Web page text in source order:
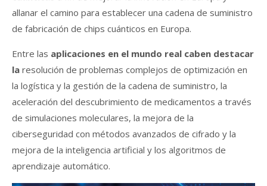
allanar el camino para establecer una cadena de suministro
de fabricación de chips cuánticos en Europa.
Entre las aplicaciones en el mundo real caben destacar
la resolución de problemas complejos de optimización en
la logística y la gestión de la cadena de suministro, la
aceleración del descubrimiento de medicamentos a través
de simulaciones moleculares, la mejora de la
ciberseguridad con métodos avanzados de cifrado y la
mejora de la inteligencia artificial y los algoritmos de
aprendizaje automático.